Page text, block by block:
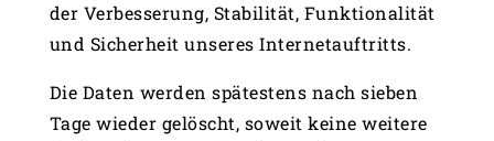
der Verbesserung, Stabilität, Funktionalität
und Sicherheit unseres Internetauftritts.
Die Daten werden spätestens nach sieben
Tage wieder gelöscht, soweit keine weitere